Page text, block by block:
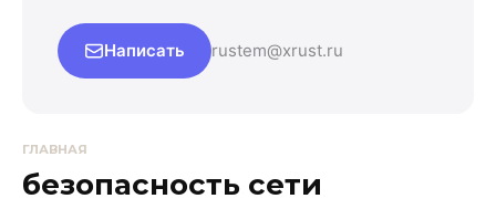
Написать rustem@xrust.ru
ГЛАВНАЯ
безопасность сети